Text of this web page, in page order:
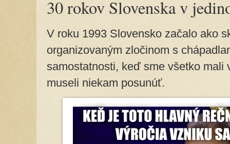
30 rokov Slovenska v
V roku 1993 Slovensko začalo ako
organizovaným zločinom s
samostatnosti, keď sme všetko mali
museli niekam posunúť.